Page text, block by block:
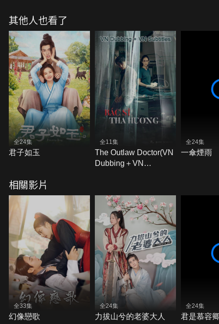
其他人也看了
全24集
君子如玉
全11集
The Outlaw Doctor(VN
Dubbing＋VN
全24集
一傘煙雨
相關影片
全33集
幻像戀歌
全24集
力拔山兮的老婆大人
全24集
君是慕容